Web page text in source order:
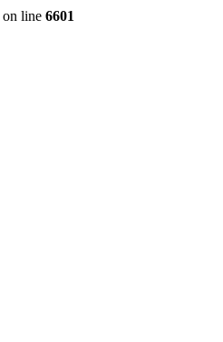
on line 6601